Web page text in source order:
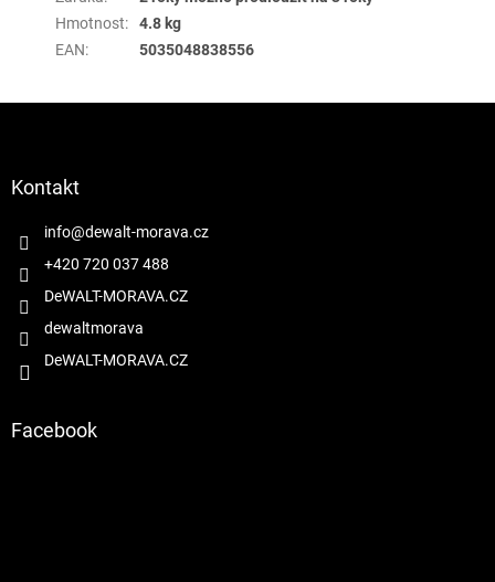
Hmotnost:
4.8 kg
EAN: 5035048838556
Kontakt
info@dewalt-morava.cz
+420 720 037 488
DeWALT-MORAVA.CZ
dewaltmorava
DeWALT-MORAVA.CZ
Facebook